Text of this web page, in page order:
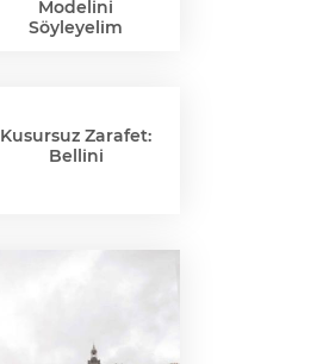
Modelini
Söyleyelim
Kusursuz Zarafet:
Bellini